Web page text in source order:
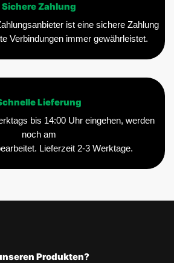
Sichere Zahlung
ist eine sichere Zahlung
Verbindungen immer gewährleistet.
Lieferung
bis 14:00 Uhr eingehen, werden
noch am
Lieferzeit 2-3 Werktage.
Produkten?